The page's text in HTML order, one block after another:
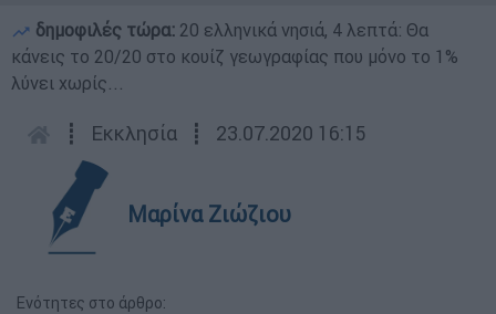
δημοφιλές τώρα: 20 ελληνικά νησιά, 4 λεπτά: Θα
κάνεις το 20/20 στο κουίζ γεωγραφίας που μόνο το 1%
λύνει χωρίς...
┋ Εκκλησία ┋ 23.07.2020 16:15
Μαρίνα Ζιώζιου
Ενότητες στο άρθρο: